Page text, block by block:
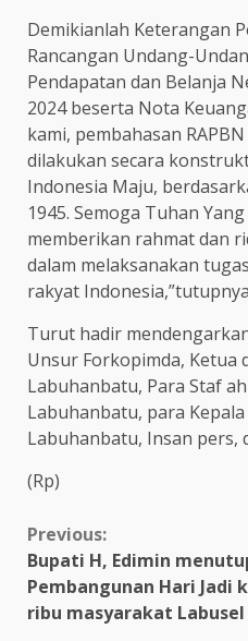
Demikianlah Keterangan
Rancangan Undang-
Pendapatan dan Belanja
2024 beserta Nota
kami, pembahasan
dilakukan secara
Indonesia Maju,
1945. Semoga Tuhan
memberikan rahmat dan
dalam melaksanakan
rakyat
Turut hadir
Unsur Forkopimda, Ketua
Labuhanbatu, Para Staf
Labuhanbatu, para Kepala
Labuhanbatu, Insan pers,
(Rp)
Continue
Reading
Previous:
Bupati H, Edimin
Pembangunan Hari Jadi
ribu masyarakat Labusel